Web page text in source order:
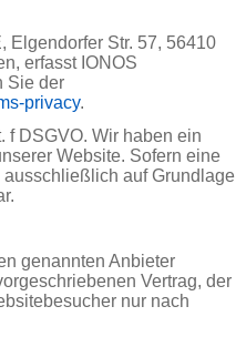
Elgendorfer Str. 57, 56410
erfasst IONOS
Sie der
privacy.
f DSGVO. Wir haben ein
Website. Sofern eine
auf Grundlage
genannten Anbieter
Vertrag, der
nur nach